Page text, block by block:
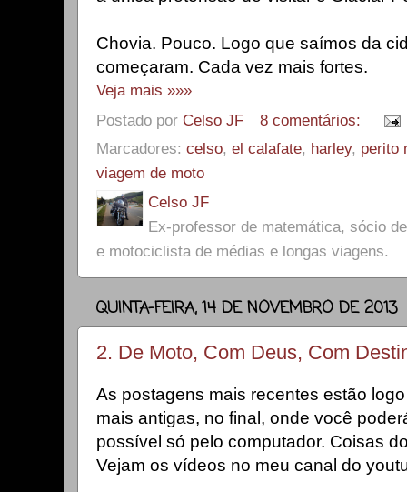
Chovia. Pouco. Logo que saímos da
começaram. Cada vez mais fortes.
Veja mais »»»
Postado por Celso JF
8 comentários:
Marcadores: celso, el calafate, harley, perito
viagem de moto
Celso JF
Ex-professor de matemática, sócio
e motociclista de médias e longas viagens.
QUINTA-FEIRA, 14 DE NOVEMBRO DE 2013
2. De Moto, Com Deus, Com
As postagens mais recentes estão
mais antigas, no final, onde você
possível só pelo computador. Coisas
Vejam os vídeos no meu canal do